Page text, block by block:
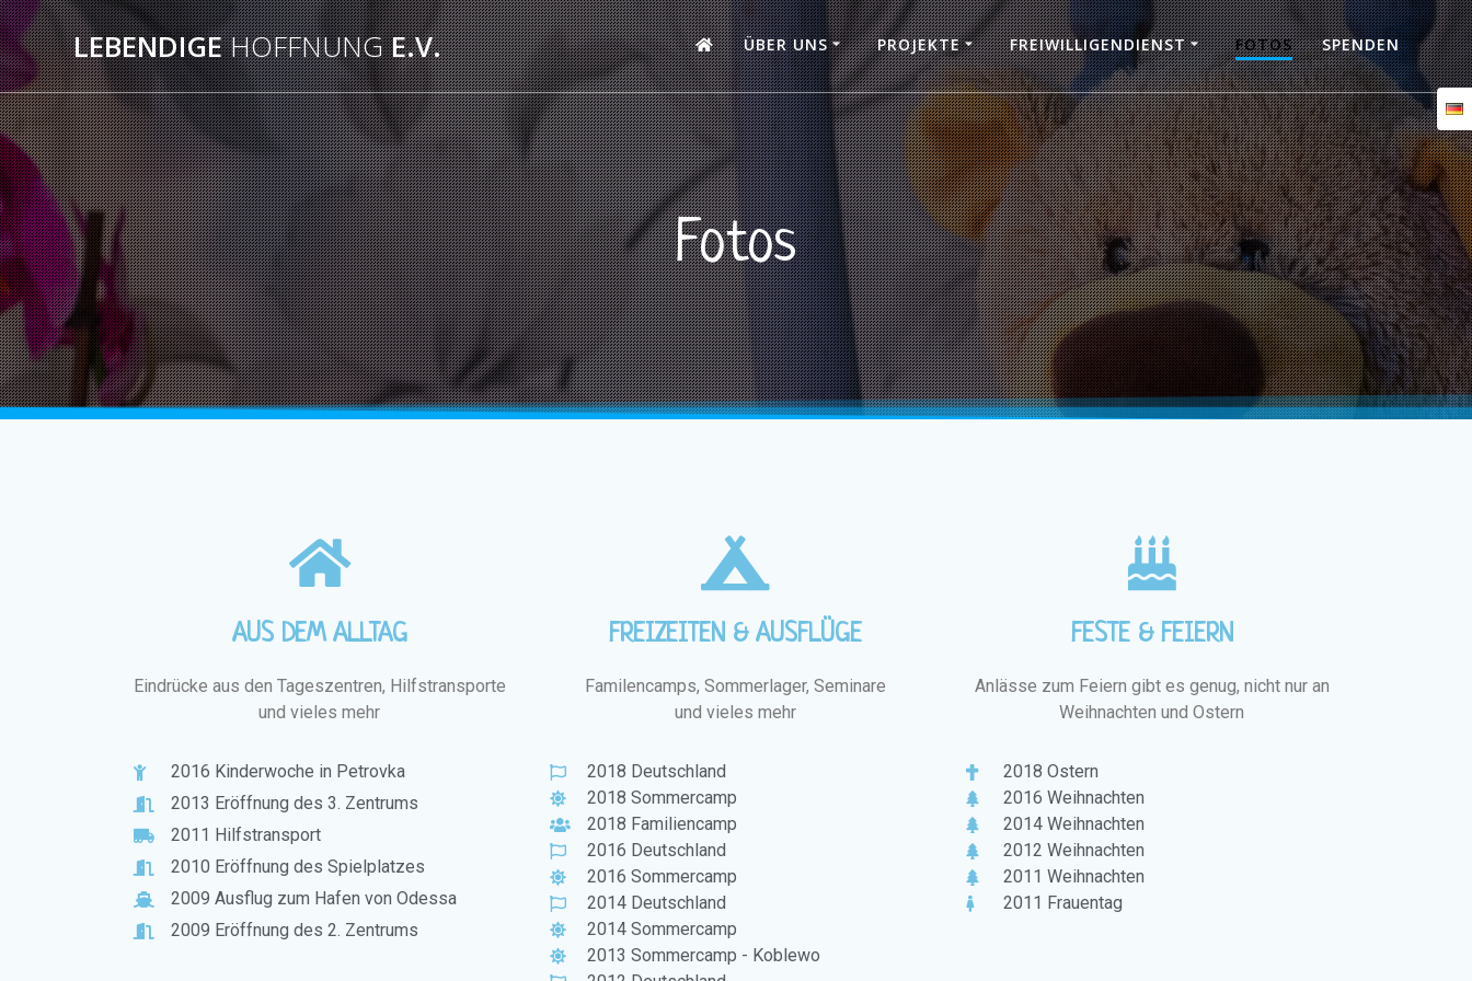
LEBENDIGEHOFFNUNGE.V. ÜBER UNS PROJEKTE FREIWILLIGENDIENST FOTOS SPENDEN
Fotos
AUS DEM ALLTAG
Eindrücke aus den Tageszentren, Hilfstransporte
und vieles mehr
2016 Kinderwoche in Petrovka
2013 Eröffnung des 3. Zentrums
2011 Hilfstransport
2010 Eröffnung des Spielplatzes
2009 Ausflug zum Hafen von Odessa
2009 Eröffnung des 2. Zentrums
FREIZEITEN & AUSFLÜGE
Familencamps, Sommerlager, Seminare
und vieles mehr
2018 Deutschland
2018 Sommercamp
2018 Familiencamp
2016 Deutschland
2016 Sommercamp
2014 Deutschland
2014 Sommercamp
2013 Sommercamp - Koblewo
FESTE & FEIERN
Anlässe zum Feiern gibt es genug, nicht nur an
Weihnachten und Ostern
2018 Ostern
2016 Weihnachten
2014 Weihnachten
2012 Weihnachten
2011 Weihnachten
2011 Frauentag